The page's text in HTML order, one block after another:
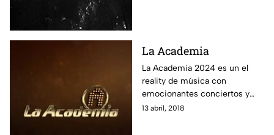
La Academia
La Academia 2024 es un el
reality de música con
emocionantes conciertos y
críticas, donde jóvenes
13 abril, 2018